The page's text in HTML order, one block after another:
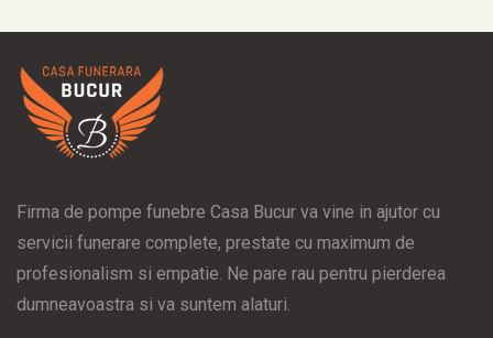
Firma de pompe funebre Casa Bucur va vine in ajutor cu
servicii funerare complete, prestate cu maximum de
profesionalism si empatie. Ne pare rau pentru pierderea
dumneavoastra si va suntem alaturi.